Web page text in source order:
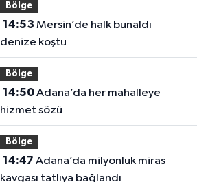
Bölge
14:53
denize koştu
Bölge
14:50Adana’da her mahalleye
hizmet sözü
Bölge
14:47
kavgası tatlıya bağlandı